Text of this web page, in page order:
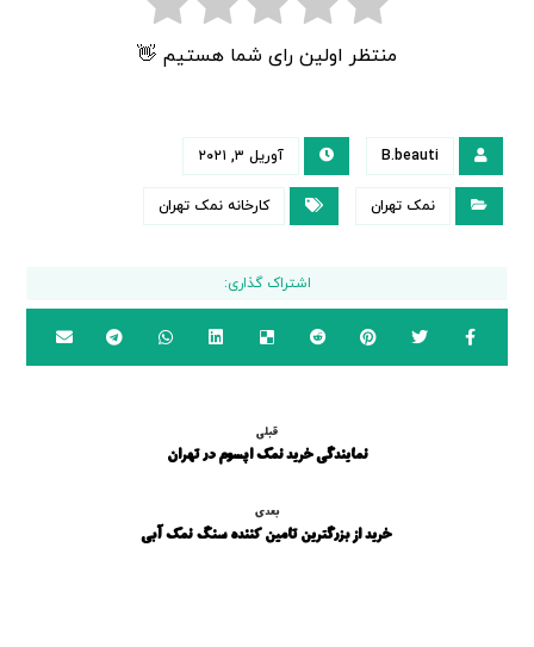
منتظر اولین رای شما هستیم 👋
B.beauti آوریل ۳, ۲۰۲۱
نمک تهران کارخانه نمک تهران
قبلی
نمایندگی خرید نمک اپسوم در تهران
بعدی
خرید از بزرگترین تامین کننده سنگ نمک آبی